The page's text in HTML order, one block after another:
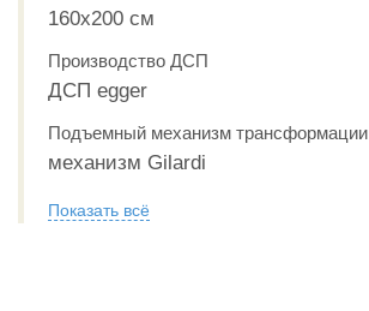
160х200 см
Производство ДСП
ДСП egger
Подъемный механизм трансформации
механизм Gilardi
Показать всё